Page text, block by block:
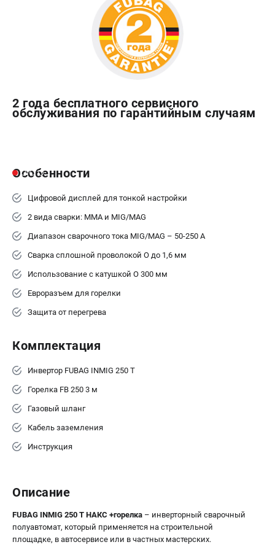
2 года бесплатного сервисного
обслуживания по гарантийным случаям
Особенности
Цифровой дисплей для тонкой настройки
2 вида сварки: MMA и MIG/MAG
Диапазон сварочного тока MIG/MAG – 50-250 А
Сварка сплошной проволокой O до 1,6 мм
Использование с катушкой O 300 мм
Евроразъем для горелки
Защита от перегрева
Комплектация
Инвертор FUBAG INMIG 250 T
Горелка FB 250 3 м
Газовый шланг
Кабель заземления
Инструкция
Описание
FUBAG INMIG 250 Т НАКС +горелка – инверторный сварочный
полуавтомат, который применяется на строительной
площадке, в автосервисе или в частных мастерских.